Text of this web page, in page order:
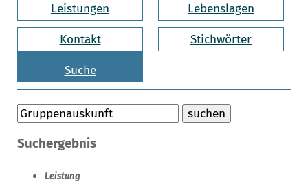
Leistungen Lebenslagen
Kontakt Stichwörter
Suche
Suchergebnis
Leistung